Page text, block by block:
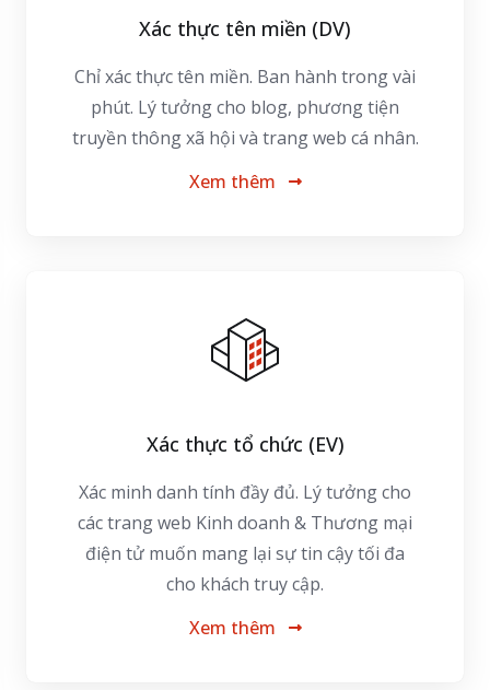
Xác thực tên miền (DV)
Chỉ xác thực tên miền. Ban hành trong vài
phút. Lý tưởng cho blog, phương tiện
truyền thông xã hội và trang web cá nhân.
Xem thêm
Xác thực tổ chức (EV)
Xác minh danh tính đầy đủ. Lý tưởng cho
các trang web Kinh doanh & Thương mại
điện tử muốn mang lại sự tin cậy tối đa
cho khách truy cập.
Xem thêm